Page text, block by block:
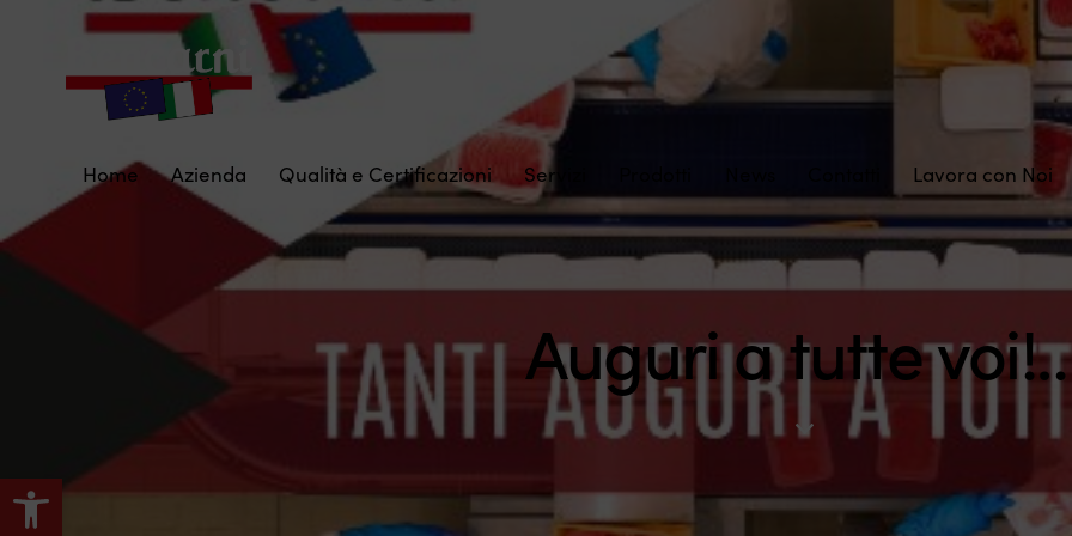
Apri la barra degli strumenti
Home Azienda Qualità e Certificazioni Servizi Lavora con Noi
Auguri a tutte